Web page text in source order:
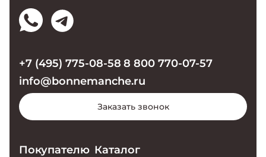
Покупателю Каталог
+7 (495) 775-08-58 8 800 770-07-57
info@bonnemanche.ru
Заказать звонок